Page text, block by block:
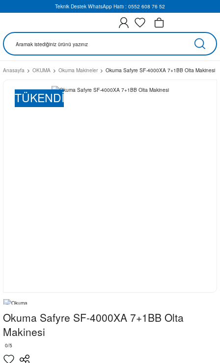
Teknik Destek WhatsApp Hattı : 0552 608 76 52
Anasayfa OKUMA Okuma Makineler Okuma Safyre SF-4000XA 7+1BB Olta Makinesi
TÜKENDİ
Okuma Safyre SF-4000XA 7+1BB Olta
Makinesi
0/5